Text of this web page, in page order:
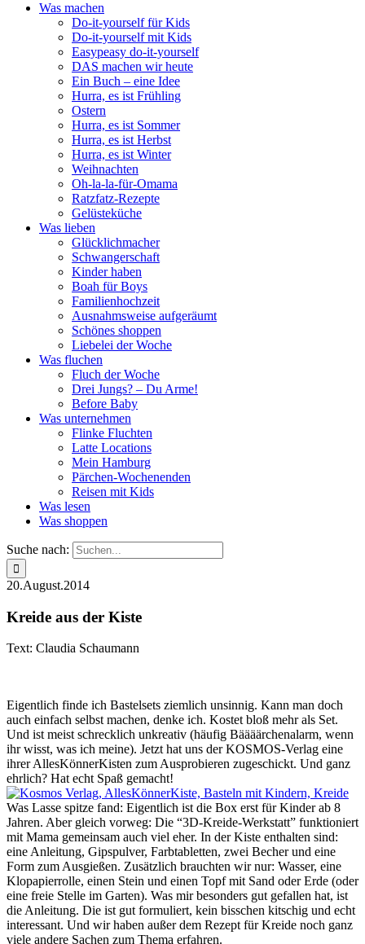
Was machen
Do-it-yourself für Kids
Do-it-yourself mit Kids
Easypeasy do-it-yourself
DAS machen wir heute
Ein Buch – eine Idee
Hurra, es ist Frühling
Ostern
Hurra, es ist Sommer
Hurra, es ist Herbst
Hurra, es ist Winter
Weihnachten
Oh-la-la-für-Omama
Ratzfatz-Rezepte
Gelüsteküche
Was lieben
Glücklichmacher
Schwangerschaft
Kinder haben
Boah für Boys
Familienhochzeit
Ausnahmsweise aufgeräumt
Schönes shoppen
Liebelei der Woche
Was fluchen
Fluch der Woche
Drei Jungs? – Du Arme!
Before Baby
Was unternehmen
Flinke Fluchten
Latte Locations
Mein Hamburg
Pärchen-Wochenenden
Reisen mit Kids
Was lesen
Was shoppen
Suche nach:
20.August.2014
Kreide aus der Kiste
Text: Claudia Schaumann
Eigentlich finde ich Bastelsets ziemlich unsinnig. Kann man doch
auch einfach selbst machen, denke ich. Kostet bloß mehr als Set.
Und ist meist schrecklich unkreativ (häufig Bäääärchenalarm, wenn
ihr wisst, was ich meine). Jetzt hat uns der KOSMOS-Verlag eine
ihrer AllesKönnerKisten zum Ausprobieren zugeschickt. Und ganz
ehrlich? Hat echt Spaß gemacht!
Was Lasse spitze fand: Eigentlich ist die Box erst für Kinder ab 8
Jahren. Aber gleich vorweg: Die “3D-Kreide-Werkstatt” funktioniert
mit Mama gemeinsam auch viel eher. In der Kiste enthalten sind:
eine Anleitung, Gipspulver, Farbtabletten, zwei Becher und eine
Form zum Ausgießen. Zusätzlich brauchten wir nur: Wasser, eine
Klopapierrolle, einen Stein und einen Topf mit Sand oder Erde (oder
eine freie Stelle im Garten). Was mir besonders gut gefallen hat, ist
die Anleitung. Die ist gut formuliert, kein bisschen kitschig und echt
interessant. Und wir haben außer dem Rezept für Kreide noch ganz
viele andere Sachen zum Thema erfahren.